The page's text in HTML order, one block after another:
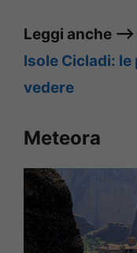
Leggi anche –>
Isole Cicladi:
vedere
Meteora